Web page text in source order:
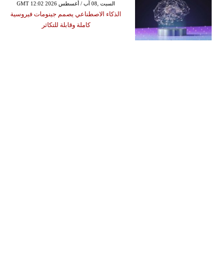
GMT 12:02 2026 السبت ,08 آب / أغسطس
الذكاء الاصطناعي يصمم جينومات فيروسية
كاملة وقابلة للتكاثر